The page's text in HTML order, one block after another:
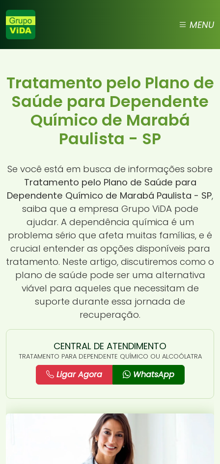
MENU
Tratamento pelo Plano de
Saúde para Dependente
Químico de Marabá
Paulista - SP
Se você está em busca de informações sobre
Tratamento pelo Plano de Saúde para
Dependente Químico de Marabá Paulista - SP,
saiba que a empresa Grupo ViDA pode
ajudar. A dependência química é um
problema sério que afeta muitas famílias, e é
crucial entender as opções disponíveis para
tratamento. Neste artigo, discutiremos como o
plano de saúde pode ser uma alternativa
viável para aqueles que necessitam de
suporte durante essa jornada de
recuperação.
CENTRAL DE ATENDIMENTO
TRATAMENTO PARA DEPENDENTE QUÍMICO OU ALCOÓLATRA
Ligar Agora WhatsApp